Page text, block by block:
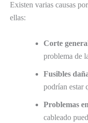
Existen varias causas
ellas:
Corte
problema de
Fusibles
podrían estar
Problemas
cableado